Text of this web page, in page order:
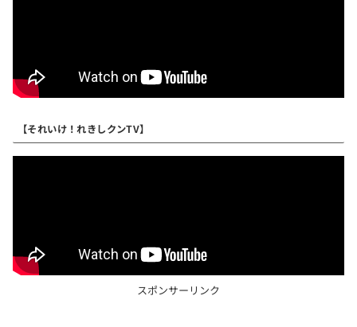
【それいけ！れきしクンTV】
スポンサーリンク